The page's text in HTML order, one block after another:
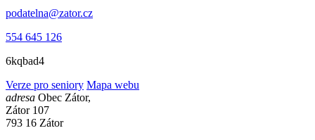
podatelna@zator.cz
554 645 126
6kqbad4
Verze pro seniory Mapa webu
adresa Obec Zátor,
Zátor 107
793 16 Zátor